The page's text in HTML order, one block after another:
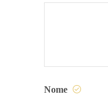
Nome